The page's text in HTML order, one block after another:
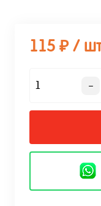
115 ₽ /